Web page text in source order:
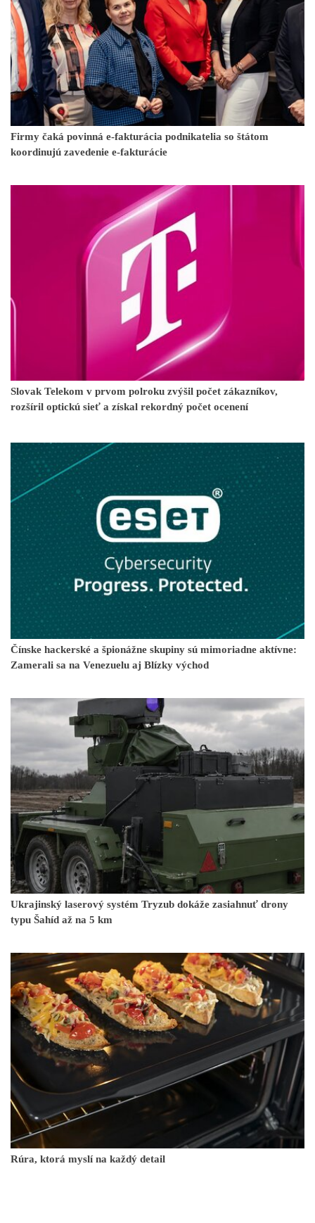
Firmy čaká povinná e-fakturácia podnikatelia so štátom
koordinujú zavedenie e-fakturácie
Slovak Telekom v prvom polroku zvýšil počet zákazníkov,
rozšíril optickú sieť a získal rekordný počet ocenení
Čínske hackerské a špionážne skupiny sú mimoriadne aktívne:
Zamerali sa na Venezuelu aj Blízky východ
Ukrajinský laserový systém Tryzub dokáže zasiahnuť drony
typu Šahíd až na 5 km
Rúra, ktorá myslí na každý detail